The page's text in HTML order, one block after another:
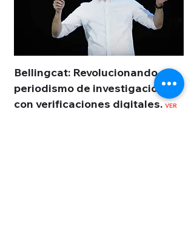
Bellingcat: Revolucionando el
periodismo de investigación
con verificaciones digitales.VER